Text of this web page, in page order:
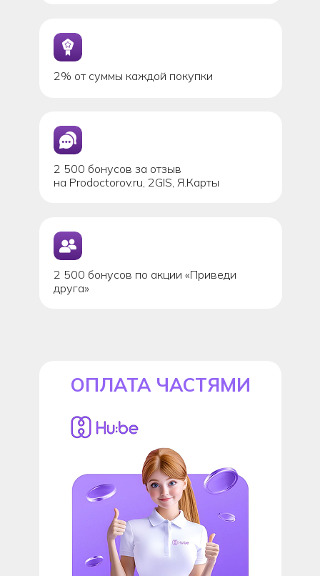
2% от суммы каждой покупки
2 500 бонусов за отзыв
на Prodoctorov.ru, 2GIS, Я.Карты
2 500 бонусов по акции «Приведи
друга»
ОПЛАТА ЧАСТЯМИ